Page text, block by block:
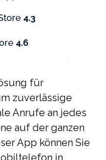
4.3
4.6
für
zuverlässige
Anrufe an jedes
auf der ganzen
App können Sie
in